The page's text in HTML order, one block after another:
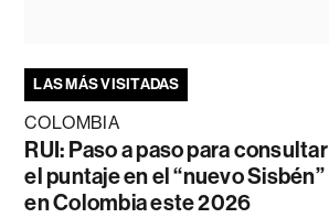
LAS MÁS VISITADAS
COLOMBIA
RUI: Paso a paso para consultar
el puntaje en el “nuevo Sisbén”
en Colombia este 2026